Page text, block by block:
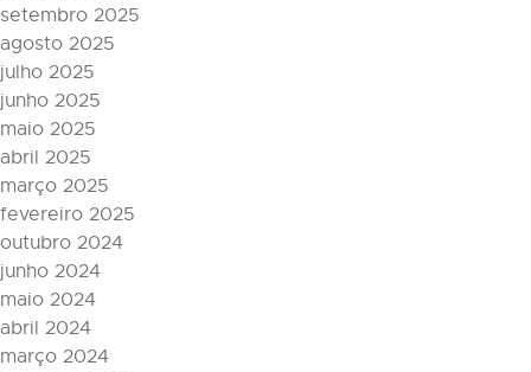
setembro 2025
agosto 2025
julho 2025
junho 2025
maio 2025
abril 2025
março 2025
fevereiro 2025
outubro 2024
junho 2024
maio 2024
abril 2024
março 2024